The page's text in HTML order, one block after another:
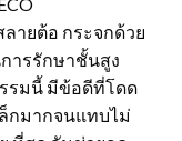
ลายต้อ กระจกด้วย
ารรักษาชั้นสูง
รมนี้ มีข้อดีที่โดด
กมากจนแทบไม่